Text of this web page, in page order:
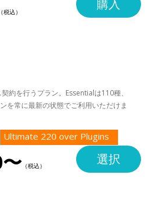
購入
約を行うプラン。Essentialは110種、
を常に最新の状態でご利用いただけま
Ultimate 220 over Plugins
選択